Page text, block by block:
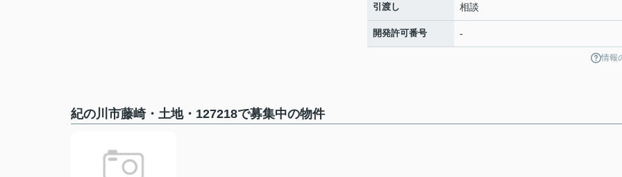
引渡し 相談
開発許可番号 -
情報
紀の川市藤崎・土地・127218で募集中の物件